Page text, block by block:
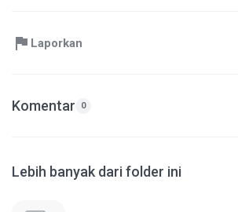
Laporkan
Komentar 0
Lebih banyak dari folder ini